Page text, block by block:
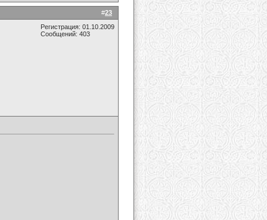
#23
Регистрация: 01.10.2009
Сообщений: 403